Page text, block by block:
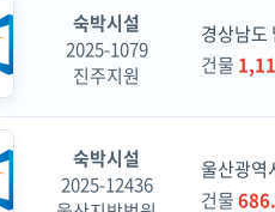
숙박시설
2025-1079
진주지원
경상남도
건물
숙박시설
2025-12436
울산광역
건물